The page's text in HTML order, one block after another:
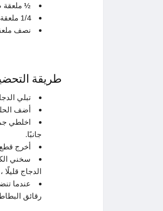
½ ملعقة
1/4 ملعقة صغيرة بابريكا.
نصف
طريقة
تبلي
أضف
اخلطي
جانبًا.
أخرج
الدجاج
عندما
رقائق